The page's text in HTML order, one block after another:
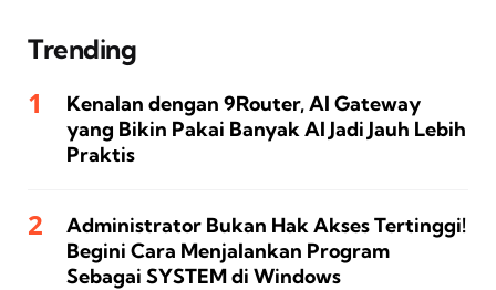
Trending
Kenalan dengan 9Router, AI Gateway
yang Bikin Pakai Banyak AI Jadi Jauh Lebih
Praktis
Administrator Bukan Hak Akses Tertinggi!
Begini Cara Menjalankan Program
Sebagai SYSTEM di Windows